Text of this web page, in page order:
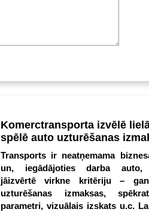
Komerctransporta izvēlē
spēlē auto uzturēšanas
Transports ir neatņemama
un, iegādājoties darba auto,
jāizvērtē virkne kritēriju –
uzturēšanas izmaksas,
parametri, vizuālais izskats u.c.